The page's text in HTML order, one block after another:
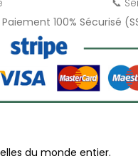
Paiement 100% Sécurisé
du monde entier.